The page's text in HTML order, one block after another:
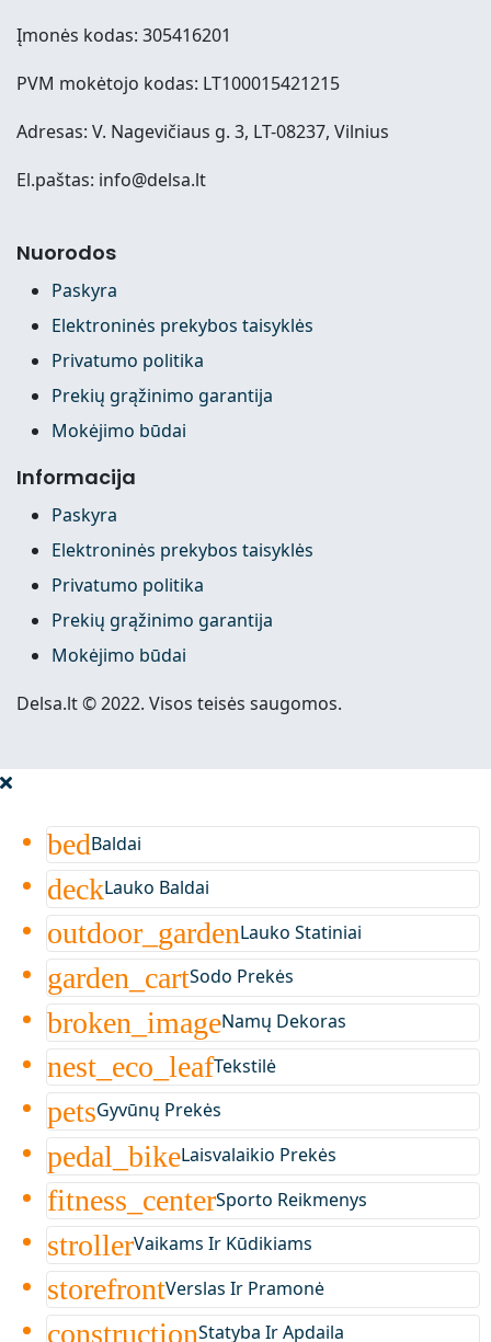
Įmonės kodas: 305416201
PVM mokėtojo kodas: LT100015421215
Adresas: V. Nagevičiaus g. 3, LT-08237, Vilnius
El.paštas: info@delsa.lt
Nuorodos
Paskyra
Elektroninės prekybos taisyklės
Privatumo politika
Prekių grąžinimo garantija
Mokėjimo būdai
Informacija
Paskyra
Elektroninės prekybos taisyklės
Privatumo politika
Prekių grąžinimo garantija
Mokėjimo būdai
Delsa.lt © 2022. Visos teisės saugomos.
bedBaldai
deckLauko Baldai
outdoor_gardenLauko Statiniai
garden_cartSodo Prekės
broken_imageNamų Dekoras
nest_eco_leafTekstilė
petsGyvūnų Prekės
pedal_bikeLaisvalaikio Prekės
fitness_centerSporto Reikmenys
strollerVaikams Ir Kūdikiams
storefrontVerslas Ir Pramonė
constructionStatyba Ir Apdaila